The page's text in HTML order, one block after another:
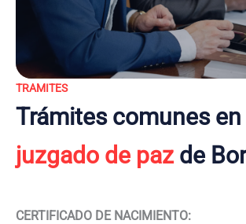
TRAMITES
Trámites comunes en
juzgado de pazde
CERTIFICADO DE NACIMIENTO: